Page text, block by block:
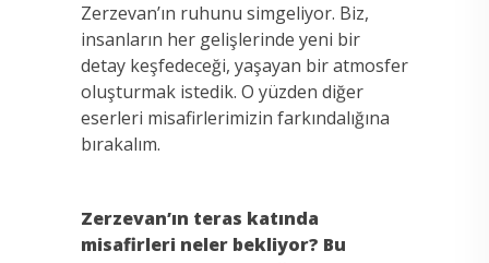
Zerzevan’ın ruhunu simgeliyor. Biz,
insanların her gelişlerinde yeni bir
detay keşfedeceği, yaşayan bir atmosfer
oluşturmak istedik. O yüzden diğer
eserleri misafirlerimizin farkındalığına
bırakalım.
Zerzevan’ın teras katında
misafirleri neler bekliyor? Bu